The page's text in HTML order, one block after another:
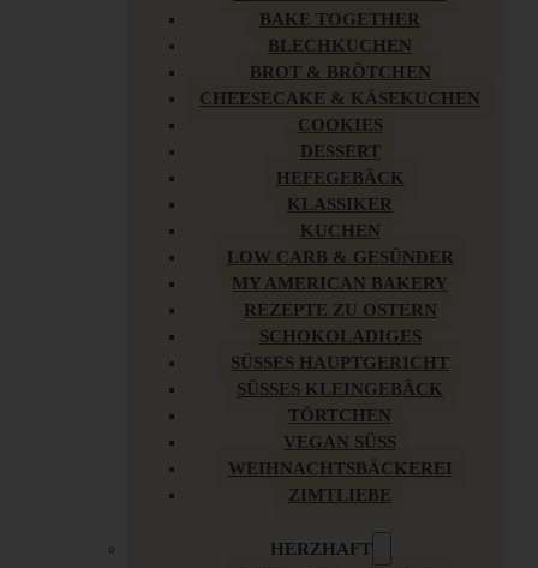
BAKE TOGETHER
BLECHKUCHEN
BROT & BRÖTCHEN
CHEESECAKE & KÄSEKUCHEN
COOKIES
DESSERT
HEFEGEBÄCK
KLASSIKER
KUCHEN
LOW CARB & GESÜNDER
MY AMERICAN BAKERY
REZEPTE ZU OSTERN
SCHOKOLADIGES
SÜSSES HAUPTGERICHT
SÜSSES KLEINGEBÄCK
TÖRTCHEN
VEGAN SÜSS
WEIHNACHTSBÄCKEREI
ZIMTLIEBE
HERZHAFT